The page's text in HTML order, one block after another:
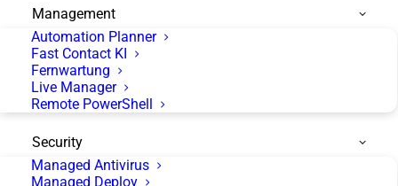
Management
Automation Planner
Fast Contact KI
Fernwartung
Live Manager
Remote PowerShell
Security
Managed Antivirus
Managed Deploy
(servereye App)
Anbieter und verantwortliche Stelle im Sinne des